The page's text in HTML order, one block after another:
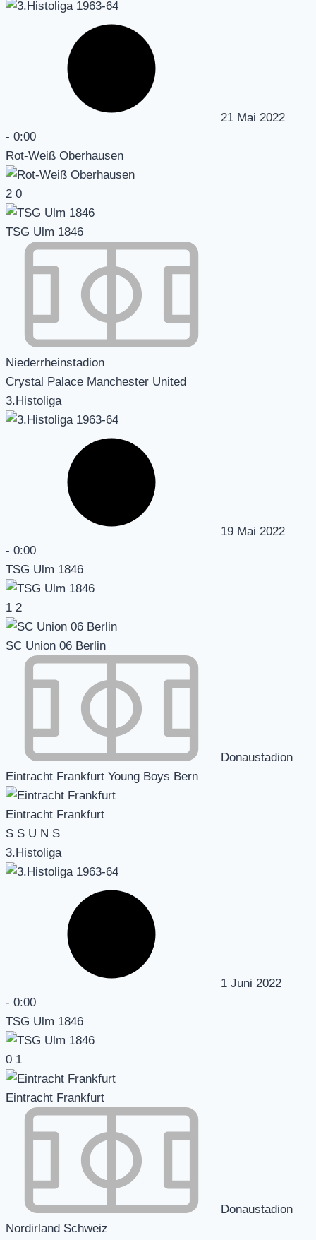
21 Mai 2022
- 0:00
Rot-Weiß Oberhausen
2 0
TSG Ulm 1846
Niederrheinstadion
Crystal Palace Manchester United
3.Histoliga
19 Mai 2022
- 0:00
TSG Ulm 1846
1 2
SC Union 06 Berlin
Donaustadion
Eintracht Frankfurt Young Boys Bern
Eintracht Frankfurt
S S U N S
3.Histoliga
1 Juni 2022
- 0:00
TSG Ulm 1846
0 1
Eintracht Frankfurt
Donaustadion
Nordirland Schweiz